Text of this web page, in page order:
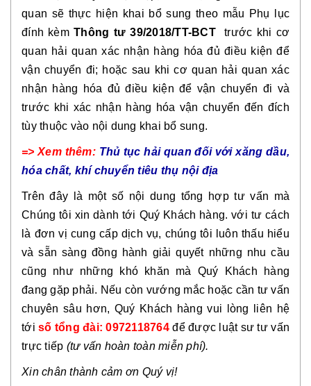
quan sẽ thực hiện khai bổ sung theo mẫu Phụ lục
đính kèmThông tư 39/2018/TT-BCT
trước khi cơ
quan hải quan xác nhận hàng hóa đủ điều kiện để
vận chuyển đi; hoặc sau khi cơ quan hải quan xác
nhận hàng hóa đủ điều kiện để vận chuyển đi và
trước khi xác nhận hàng hóa vận chuyển đến đích
tùy thuộc vào nội dung khai bổ sung.
=> Xem thêm: Thủ tục hải quan đối với xăng dầu,
hóa chất, khí chuyển tiêu thụ nội địa
Trên đây là một số nội dung tổng hợp tư vấn mà
Chúng tôi xin dành tới Quý Khách hàng.với tư cách
là đơn vị cung cấp dịch vụ, chúng tôi luôn thấu hiểu
và sẵn sàng đồng hành giải quyết những nhu cầu
cũng như những khó khăn mà Quý Khách hàng
đang gặp phải. Nếu còn vướng mắc hoặc cần tư vấn
chuyên sâu hơn, Quý Khách hàng vui lòng liên hệ
tớisố tổng đài: 0972118764 để được luật sư tư vấn
trực tiếp (tư vấn hoàn toàn miễn phí).
Xin chân thành cảm ơn Quý vị!